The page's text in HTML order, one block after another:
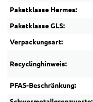
Paketklasse Hermes:
Paketklasse GLS:
Verpackungsart:
Recyclinghinweis:
PFAS-Beschränkung: